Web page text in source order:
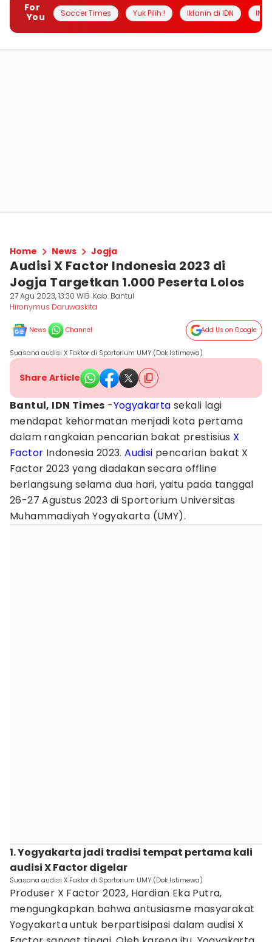
For
You
Soccer Times Yuk Pilih ! Iklanin di IDN
Home News Jogja
Audisi X Factor Indonesia 2023 di
Jogja Targetkan 1.000 Peserta Lolos
27 Agu 2023, 13:30 WIB Kab. Bantul
Hironymus Daruwaskita
News Channel Add Us on Google
Suasana audisi X Faktor di Sportorium UMY.(Dok.Istimewa)
Share Article
Bantul, IDN Times -Yogyakarta sekali lagi
mendapat kehormatan menjadi kota pertama
dalam rangkaian pencarian bakat prestisius X
Factor Indonesia 2023.Audisi pencarian bakat X
Factor 2023 yang diadakan secara offline
berlangsung selama dua hari, yaitu pada tanggal
26-27 Agustus 2023 di Sportorium Universitas
Muhammadiyah Yogyakarta (UMY).
1. Yogyakarta jadi tradisi tempat pertama kali
audisi X Factor digelar‎
Suasana audisi X Faktor di Sportorium UMY.(Dok.Istimewa)
Produser X Factor 2023, Hardian Eka Putra,
mengungkapkan bahwa antusiasme masyarakat
Yogyakarta untuk berpartisipasi dalam audisi X